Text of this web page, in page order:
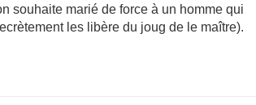
souhaite marié de force à un homme qui
les libère du joug de le maître).